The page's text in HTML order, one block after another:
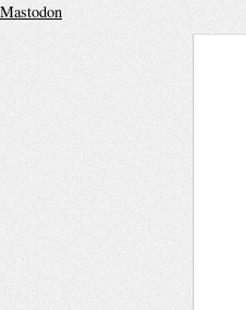
Mastodon